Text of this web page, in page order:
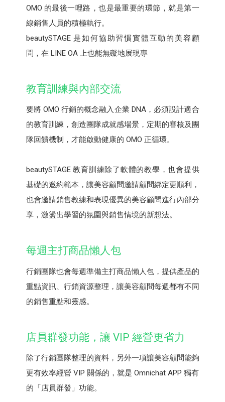
OMO 的最後一哩路，也是最重要的環節，就是第一
線銷售人員的積極執行。
beautySTAGE 是如何協助習慣實體互動的美容顧
問，在 LINE OA 上也能無礙地展現專
教育訓練與內部交流
要將 OMO 行銷的概念融入企業 DNA，必須設計適合
的教育訓練，創造團隊成就感場景，定期的審核及團
隊回饋機制，才能啟動健康的 OMO 正循環。
beautySTAGE 教育訓練除了軟體的教學，也會提供
基礎的邀約範本，讓美容顧問邀請顧問綁定更順利，
也會邀請銷售教練和表現優異的美容顧問進行內部分
享，激盪出學習的氛圍與銷售情境的新想法。
每週主打商品懶人包
行銷團隊也會每週準備主打商品懶人包，提供產品的
重點資訊、行銷資源整理，讓美容顧問每週都有不同
的銷售重點和靈感。
店員群發功能，讓 VIP 經營更省力
除了行銷團隊整理的資料，另外一項讓美容顧問能夠
更有效率經營 VIP 關係的，就是 Omnichat APP 獨有
的「店員群發」功能。